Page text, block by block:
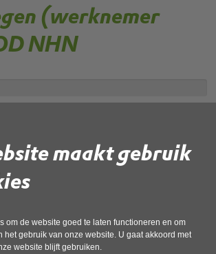
maakt gebruik
om de website goed te laten functioneren en om
het gebruik van onze website. U gaat akkoord met
website blijft gebruiken.
(werknemer
NHN
verplicht.
over de wijze waarop de OD NHN of een
NHN zich in een bepaalde situatie heeft gedragen.